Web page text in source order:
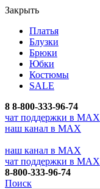
Закрыть
Платья
Блузки
Брюки
Юбки
Костюмы
SALE
8 8-800-333-96-74
чат поддержки в MAX
наш канал в MAX
наш канал в MAX
чат поддержки в MAX
8-800-333-96-74
Поиск